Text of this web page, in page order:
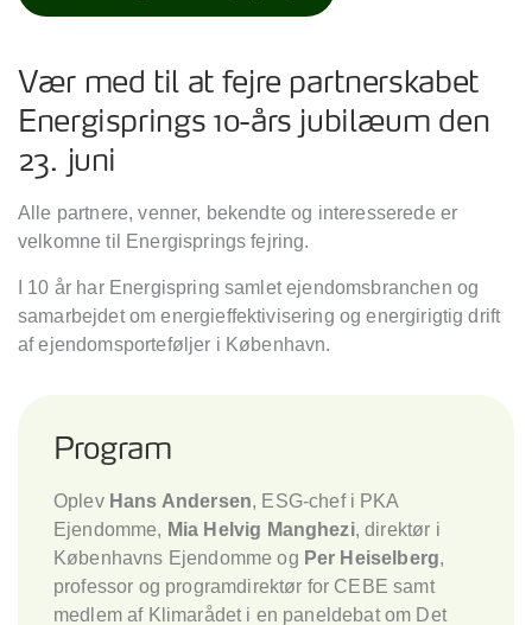
Vær med til at fejre partnerskabet
Energisprings 10-års jubilæum den
23. juni
Alle partnere, venner, bekendte og interesserede er
velkomne til Energisprings fejring.
I 10 år har Energispring samlet ejendomsbranchen og
samarbejdet om energieffektivisering og energirigtig drift
af ejendomsporteføljer i København.
Program
Oplev Hans Andersen, ESG-chef i PKA
Ejendomme, Mia Helvig Manghezi, direktør i
Københavns Ejendomme og Per Heiselberg,
professor og programdirektør for CEBE samt
medlem af Klimarådet i en paneldebat om Det